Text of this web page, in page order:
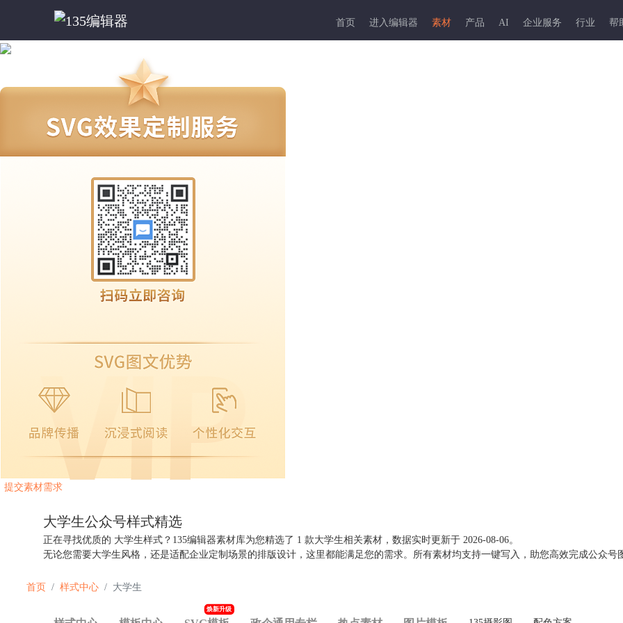
首页 进入编辑器 素材 产品 AI 企业服务 行业 帮
提交素材需求
大学生公众号样式精选
正在寻找优质的 大学生样式？135编辑器素材库为您精选了 1 款大学生相关素材，数据实时更新于 2026-08-06。
无论您需要大学生风格，还是适配企业定制场景的排版设计，这里都能满足您的需求。所有素材均支持一键写入，助您高效完成公众号
首页 样式中心 大学生
焕新升级